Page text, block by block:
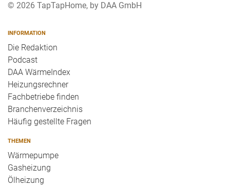
© 2026 TapTapHome, by DAA GmbH
INFORMATION
Die Redaktion
Podcast
DAA WärmeIndex
Heizungsrechner
Fachbetriebe finden
Branchenverzeichnis
Häufig gestellte Fragen
THEMEN
Wärmepumpe
Gasheizung
Ölheizung